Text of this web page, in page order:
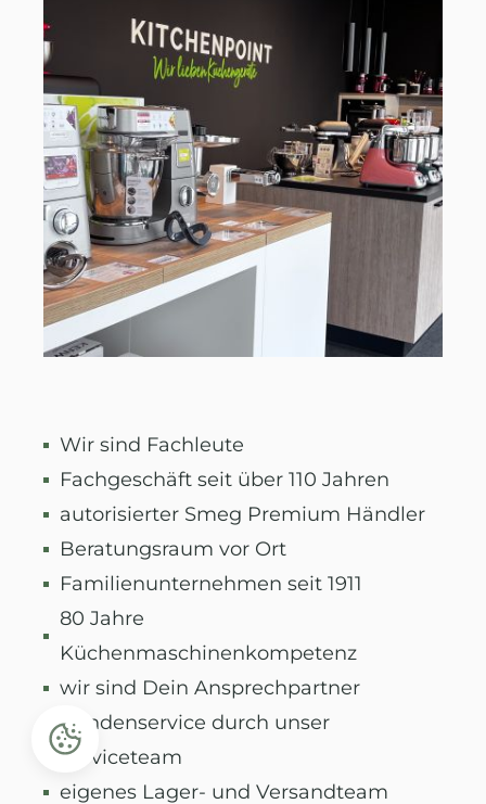
Wir sind Fachleute
Fachgeschäft seit über 110 Jahren
autorisierter Smeg Premium Händler
Beratungsraum vor Ort
Familienunternehmen seit 1911
80 Jahre
Küchenmaschinenkompetenz
wir sind Dein Ansprechpartner
Kundenservice durch unser
Serviceteam
eigenes Lager- und Versandteam